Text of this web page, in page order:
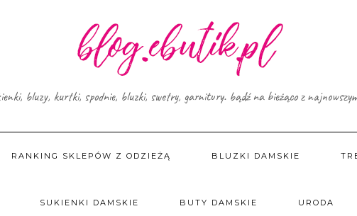
bluzy, kurtki, spodnie, bluzki, swetry, garnitury. bądź na bieżąco z
RANKING SKLEPÓW Z ODZIEŻĄ BLUZKI DAMSKIE
SUKIENKI DAMSKIE BUTY DAMSKIE URODA